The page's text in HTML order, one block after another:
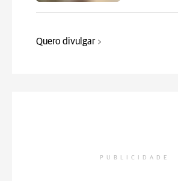
Quero divulgar
PUBLICIDADE